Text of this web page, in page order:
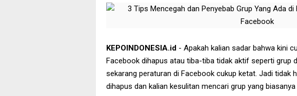
KEPOINDONESIA.id - Apakah kalian sadar bahwa kini
Facebook dihapus atau tiba-tiba tidak aktif seperti grup
sekarang peraturan di Facebook cukup ketat. Jadi tidak
dihapus dan kalian kesulitan mencari grup yang biasanya